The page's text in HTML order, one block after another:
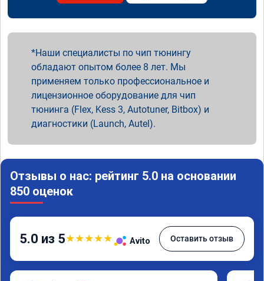
Наши специалисты по чип тюнингу
обладают опытом более 8 лет. Мы
применяем только профессиональное и
лицензионное оборудование для чип
тюнинга (Flex, Kess 3, Autotuner, Bitbox) и
диагностики (Launch, Autel).
Отзывы о нас: рейтинг 5.0 на основании
850 оценок
5.0 из 5★★★★★ Avito Оставить отзыв